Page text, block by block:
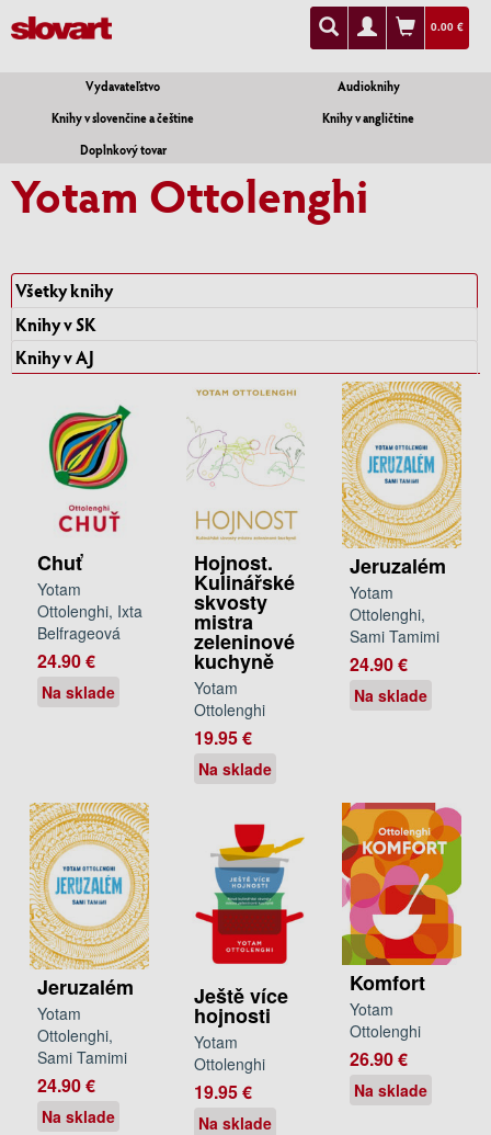
0.00 €
Vydavateľstvo
Audioknihy
Knihy v slovenčine a češtine
Knihy v angličtine
Doplnkový tovar
Yotam Ottolenghi
Všetky knihy
Knihy v SK
Knihy v AJ
Chuť
Yotam
Ottolenghi, Ixta
Belfrageová
24.90 €
Na sklade
Hojnost.
Kulinářské
skvosty
mistra
zeleninové
kuchyně
Yotam
Ottolenghi
19.95 €
Na sklade
Jeruzalém
Yotam
Ottolenghi,
Sami Tamimi
24.90 €
Na sklade
Jeruzalém
Yotam
Ottolenghi,
Sami Tamimi
24.90 €
Na sklade
Ještě více
hojnosti
Yotam
Ottolenghi
19.95 €
Na sklade
Komfort
Yotam
Ottolenghi
26.90 €
Na sklade